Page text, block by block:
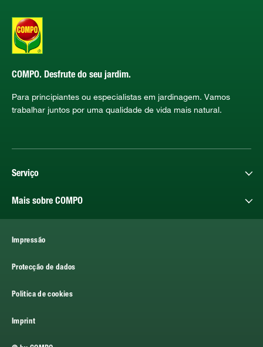
COMPO. Desfrute do seu jardim.
Para principiantes ou especialistas em jardinagem. Vamos
trabalhar juntos por uma qualidade de vida mais natural.
Serviço
Mais sobre COMPO
Impressão
Protecção de dados
Politica de cookies
Imprint